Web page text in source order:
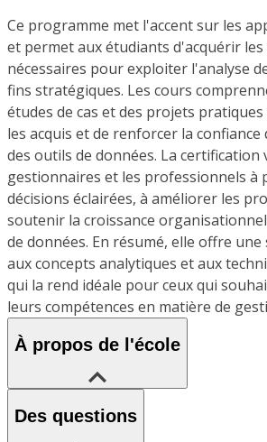
Ce programme met l'accent sur les
et permet aux étudiants d'acquérir les
nécessaires pour exploiter l'analyse
fins stratégiques. Les cours
études de cas et des projets
les acquis et de renforcer la
des outils de données. La certification
gestionnaires et les professionnels à
décisions éclairées, à améliorer les
soutenir la croissance
de données. En résumé, elle offre
aux concepts analytiques et aux
qui la rend idéale pour ceux qui
leurs compétences en matière de
À propos de l'école
Des questions